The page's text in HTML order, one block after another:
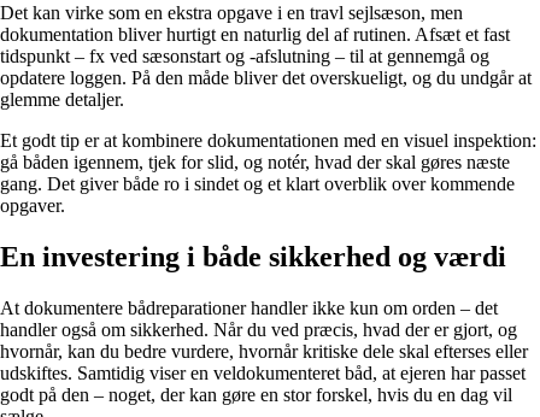
Det kan virke som en ekstra opgave i en travl sejlsæson, men
dokumentation bliver hurtigt en naturlig del af rutinen. Afsæt et fast
tidspunkt – fx ved sæsonstart og -afslutning – til at gennemgå og
opdatere loggen. På den måde bliver det overskueligt, og du undgår at
glemme detaljer.
Et godt tip er at kombinere dokumentationen med en visuel inspektion:
gå båden igennem, tjek for slid, og notér, hvad der skal gøres næste
gang. Det giver både ro i sindet og et klart overblik over kommende
opgaver.
En investering i både sikkerhed og værdi
At dokumentere bådreparationer handler ikke kun om orden – det
handler også om sikkerhed. Når du ved præcis, hvad der er gjort, og
hvornår, kan du bedre vurdere, hvornår kritiske dele skal efterses eller
udskiftes. Samtidig viser en veldokumenteret båd, at ejeren har passet
godt på den – noget, der kan gøre en stor forskel, hvis du en dag vil